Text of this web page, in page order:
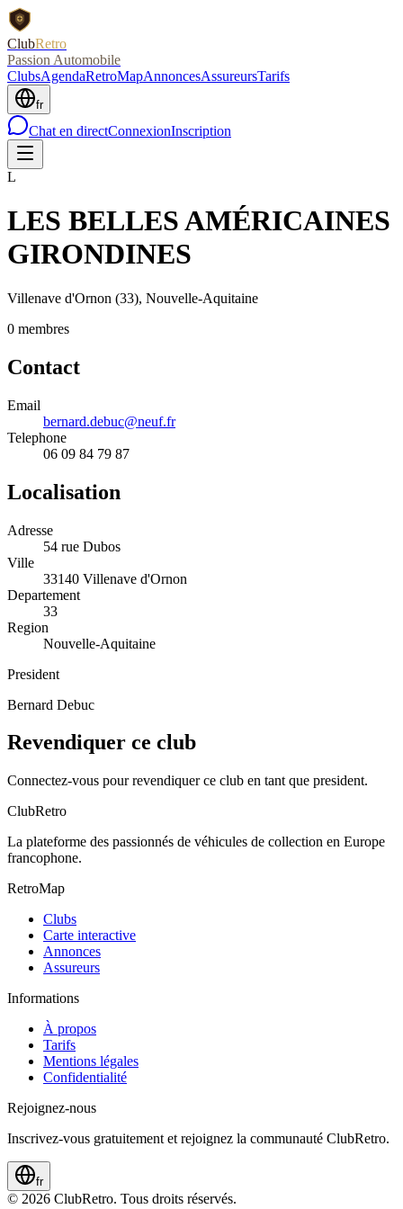
ClubRetro
Passion Automobile
ClubsAgendaRetroMapAnnoncesAssureursTarifs
fr
Chat en directConnexionInscription
L
LES BELLES AMÉRICAINES
GIRONDINES
Villenave d'Ornon (33), Nouvelle-Aquitaine
0 membres
Contact
Email
bernard.debuc@neuf.fr
Telephone
06 09 84 79 87
Localisation
Adresse
54 rue Dubos
Ville
33140 Villenave d'Ornon
Departement
33
Region
Nouvelle-Aquitaine
President
Bernard Debuc
Revendiquer ce club
Connectez-vous pour revendiquer ce club en tant que president.
ClubRetro
La plateforme des passionnés de véhicules de collection en Europe
francophone.
RetroMap
Clubs
Carte interactive
Annonces
Assureurs
Informations
À propos
Tarifs
Mentions légales
Confidentialité
Rejoignez-nous
Inscrivez-vous gratuitement et rejoignez la communauté ClubRetro.
fr
© 2026 ClubRetro. Tous droits réservés.